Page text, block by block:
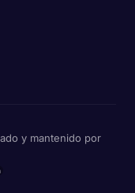
y mantenido por